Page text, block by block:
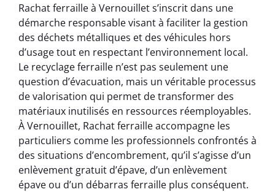
Rachat ferraille à Vernouillet s’inscrit dans une
démarche responsable visant à faciliter la gestion
des déchets métalliques et des véhicules hors
d’usage tout en respectant l’environnement local.
Le recyclage ferraille n’est pas seulement une
question d’évacuation, mais un véritable processus
de valorisation qui permet de transformer des
matériaux inutilisés en ressources réemployables.
À Vernouillet, Rachat ferraille accompagne les
particuliers comme les professionnels confrontés à
des situations d’encombrement, qu’il s’agisse d’un
enlèvement gratuit d’épave, d’un enlèvement
épave ou d’un débarras ferraille plus conséquent.